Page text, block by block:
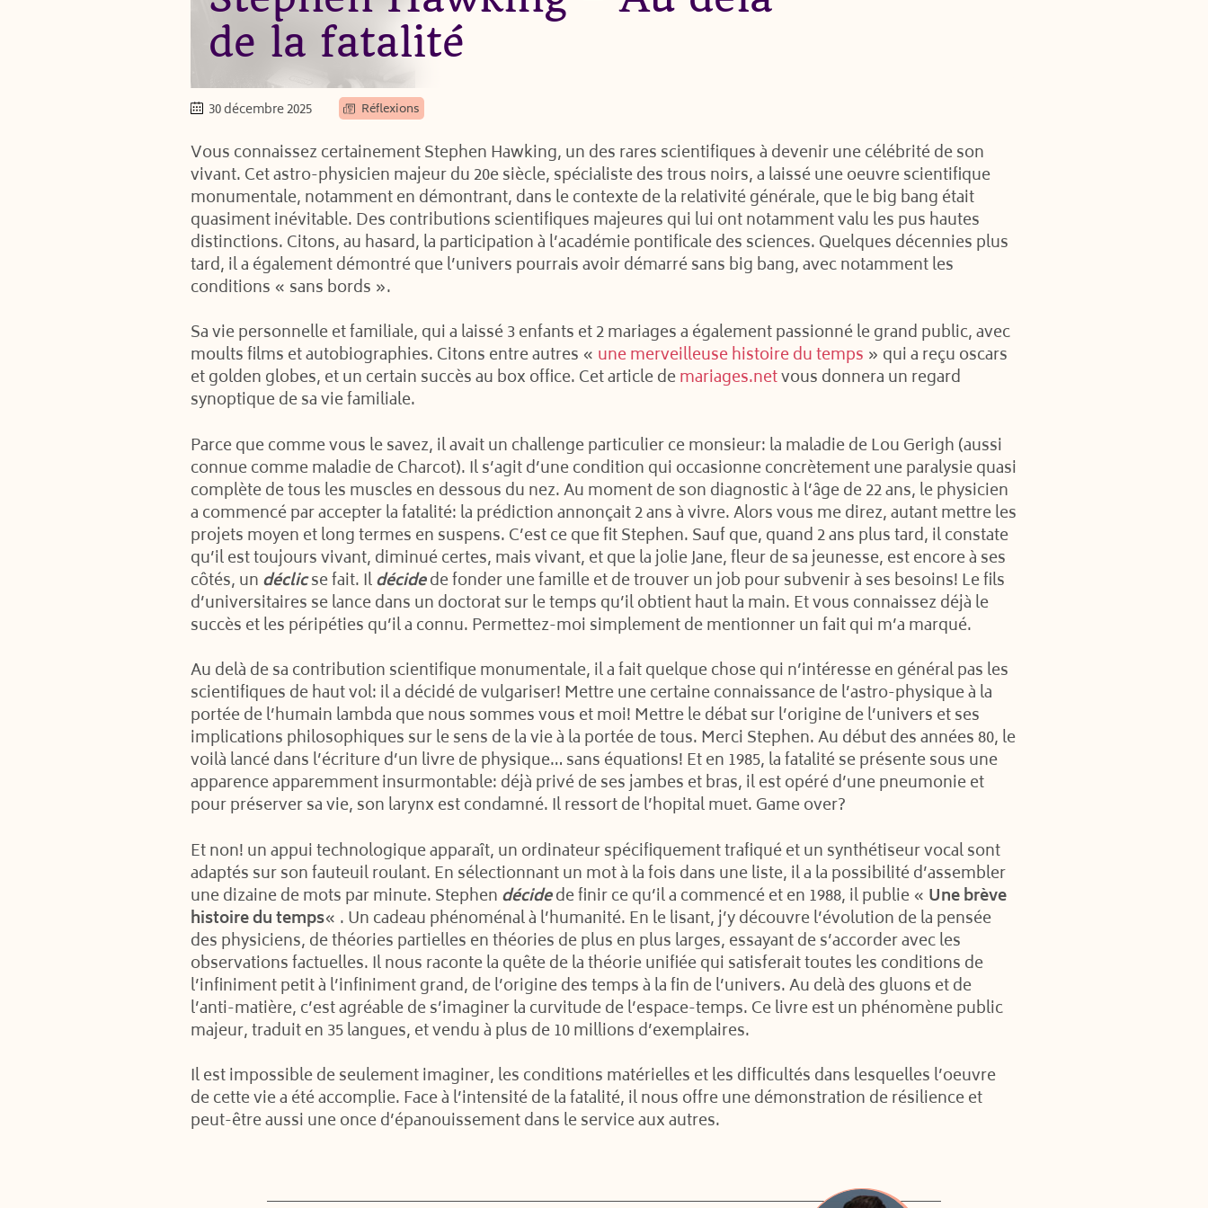
de la fatalité
30 décembre 2025 Réflexions
Vous connaissez certainement Stephen Hawking, un des rares scientifiques à devenir une célébrité de son
vivant. Cet astro-physicien majeur du 20e siècle, spécialiste des trous noirs, a laissé une oeuvre scientifique
monumentale, notamment en démontrant, dans le contexte de la relativité générale, que le big bang était
quasiment inévitable. Des contributions scientifiques majeures qui lui ont notamment valu les pus hautes
distinctions. Citons, au hasard, la participation à l’académie pontificale des sciences. Quelques décennies plus
tard, il a également démontré que l’univers pourrais avoir démarré sans big bang, avec notamment les
conditions « sans bords ».
Sa vie personnelle et familiale, qui a laissé 3 enfants et 2 mariages a également passionné le grand public, avec
moults films et autobiographies. Citons entre autres « une merveilleuse histoire du temps » qui a reçu oscars
et golden globes, et un certain succès au box office. Cet article demariages.netvous donnera un regard
synoptique de sa vie familiale.
Parce que comme vous le savez, il avait un challenge particulier ce monsieur: la maladie de Lou Gerigh (aussi
connue comme maladie de Charcot). Il s’agit d’une condition qui occasionne concrètement une paralysie quasi
complète de tous les muscles en dessous du nez. Au moment de son diagnostic à l’âge de 22 ans, le physicien
a commencé par accepter la fatalité: la prédiction annonçait 2 ans à vivre. Alors vous me direz, autant mettre les
projets moyen et long termes en suspens. C’est ce que fit Stephen. Sauf que, quand 2 ans plus tard, il constate
qu’il est toujours vivant, diminué certes, mais vivant, et que la jolie Jane, fleur de sa jeunesse, est encore à ses
côtés, un déclicse fait. Ildécidede fonder une famille et de trouver un job pour subvenir à ses besoins! Le fils
d’universitaires se lance dans un doctorat sur le temps qu’il obtient haut la main. Et vous connaissez déjà le
succès et les péripéties qu’il a connu. Permettez-moi simplement de mentionner un fait qui m’a marqué.
Au delà de sa contribution scientifique monumentale, il a fait quelque chose qui n’intéresse en général pas les
scientifiques de haut vol: il a décidé de vulgariser! Mettre une certaine connaissance de l’astro-physique à la
portée de l’humain lambda que nous sommes vous et moi! Mettre le débat sur l’origine de l’univers et ses
implications philosophiques sur le sens de la vie à la portée de tous. Merci Stephen. Au début des années 80, le
voilà lancé dans l’écriture d’un livre de physique… sans équations! Et en 1985, la fatalité se présente sous une
apparence apparemment insurmontable: déjà privé de ses jambes et bras, il est opéré d’une pneumonie et
pour préserver sa vie, son larynx est condamné. Il ressort de l’hopital muet. Game over?
Et non! un appui technologique apparaît, un ordinateur spécifiquement trafiqué et un synthétiseur vocal sont
adaptés sur son fauteuil roulant. En sélectionnant un mot à la fois dans une liste, il a la possibilité d’assembler
une dizaine de mots par minute. Stephen décidede finir ce qu’il a commencé et en 1988, il publie « Une brève
histoire du temps« . Un cadeau phénoménal à l’humanité. En le lisant, j’y découvre l’évolution de la pensée
des physiciens, de théories partielles en théories de plus en plus larges, essayant de s’accorder avec les
observations factuelles. Il nous raconte la quête de la théorie unifiée qui satisferait toutes les conditions de
l’infiniment petit à l’infiniment grand, de l’origine des temps à la fin de l’univers. Au delà des gluons et de
l’anti-matière, c’est agréable de s’imaginer la curvitude de l’espace-temps. Ce livre est un phénomène public
majeur, traduit en 35 langues, et vendu à plus de 10 millions d’exemplaires.
Il est impossible de seulement imaginer, les conditions matérielles et les difficultés dans lesquelles l’oeuvre
de cette vie a été accomplie. Face à l’intensité de la fatalité, il nous offre une démonstration de résilience et
peut-être aussi une once d’épanouissement dans le service aux autres.